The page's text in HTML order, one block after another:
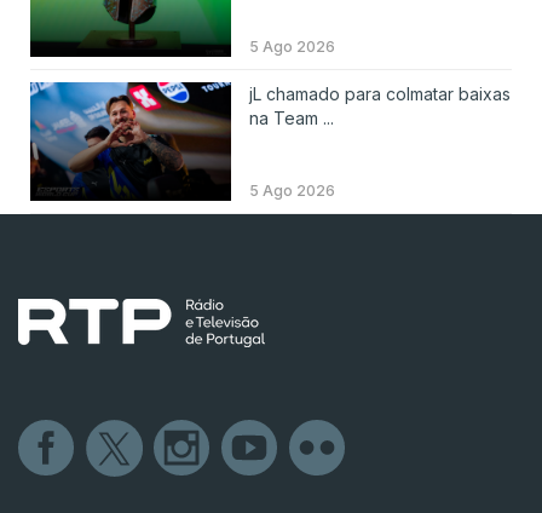
5 Ago 2026
jL chamado para colmatar baixas
na Team ...
5 Ago 2026